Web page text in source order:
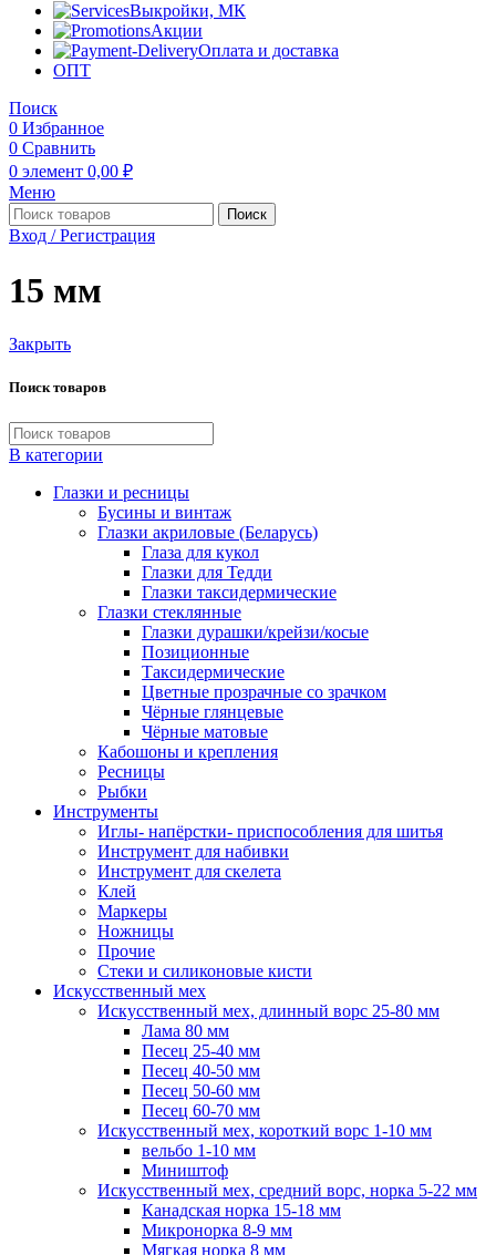
Выкройки, МК
Акции
Оплата и доставка
ОПТ
Поиск
0 Избранное
0 Сравнить
0 элемент 0,00 ₽
Меню
Поиск
Вход / Регистрация
15 мм
Закрыть
Поиск товаров
В категории
Глазки и ресницы
Бусины и винтаж
Глазки акриловые (Беларусь)
Глаза для кукол
Глазки для Тедди
Глазки таксидермические
Глазки стеклянные
Глазки дурашки/крейзи/косые
Позиционные
Таксидермические
Цветные прозрачные со зрачком
Чёрные глянцевые
Чёрные матовые
Кабошоны и крепления
Ресницы
Рыбки
Инструменты
Иглы- напёрстки- приспособления для шитья
Инструмент для набивки
Инструмент для скелета
Клей
Маркеры
Ножницы
Прочие
Стеки и силиконовые кисти
Искусственный мех
Искусственный мех, длинный ворс 25-80 мм
Лама 80 мм
Песец 25-40 мм
Песец 40-50 мм
Песец 50-60 мм
Песец 60-70 мм
Искусственный мех, короткий ворс 1-10 мм
вельбо 1-10 мм
Миништоф
Искусственный мех, средний ворс, норка 5-22 мм
Канадская норка 15-18 мм
Микронорка 8-9 мм
Мягкая норка 8 мм